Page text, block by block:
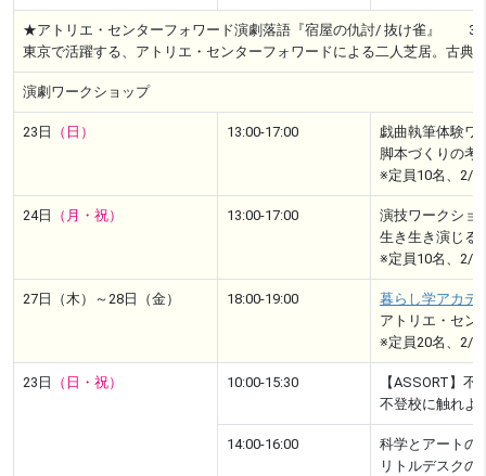
★アトリエ・センターフォワード演劇落語『宿屋の仇討/ 抜け雀』 3/
東京で活躍する、アトリエ・センターフォワードによる二人芝居。古
演劇ワークショップ
23日 （日） 13:00-17:00
戯曲執筆体験
脚本づくりの考
※定員10名、2/1
24日 （月・祝） 13:00-17:00
演技ワークシ
生き生き演じる
※定員10名、2/1
27日（木）～28日（金） 18:00-19:00
暮らし学アカデ
アトリエ・セン
※定員20名、2/1
23日 （日・祝） 10:00-15:30
【ASSORT】
不登校に触れよ
14:00-16:00
科学とアートの
リトルデスクの